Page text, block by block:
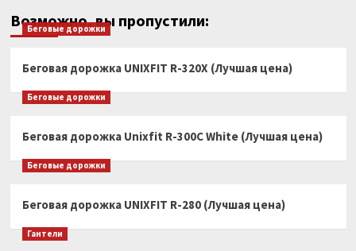
Возможно, вы пропустили:
Беговые дорожки
Беговая дорожка UNIXFIT R-320X (Лучшая цена)
Беговые дорожки
Беговая дорожка Unixfit R-300C White (Лучшая цена)
Беговые дорожки
Беговая дорожка UNIXFIT R-280 (Лучшая цена)
Гантели